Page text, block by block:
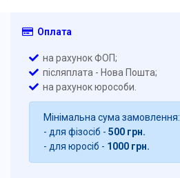
Оплата
на рахунок ФОП;
післяплата - Нова Пошта;
на рахунок юрособи.
Мінімальна сума замовлення:
- для фізосіб - 500 грн.
- для юросіб - 1000 грн.